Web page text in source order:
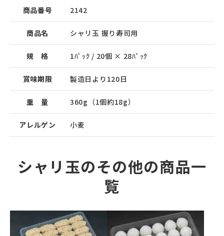
商品番号 2142
商品名 シャリ玉 握り寿司用
規 格 1ﾊﾟｯｸ / 20個 × 28ﾊﾟｯｸ
賞味期限 製造日より120日
重 量 360g（1個約18g）
アレルゲン 小麦
シャリ玉のその他の商品一
覧